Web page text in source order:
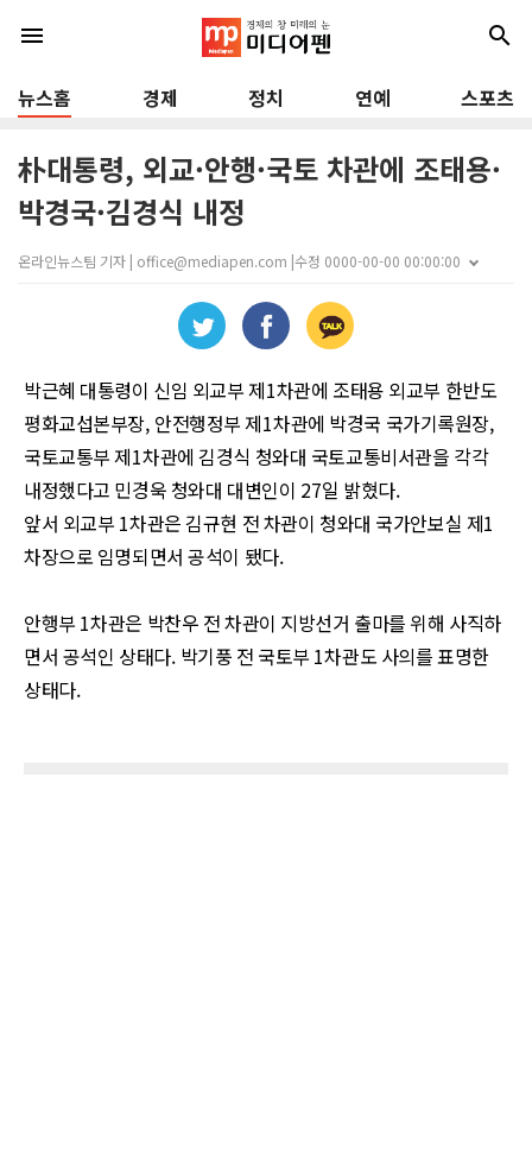
menu search
뉴스홈 경제 정치 연예 스포츠
朴대통령, 외교·안행·국토 차관에 조태용·
박경국·김경식 내정
온라인뉴스팀 기자 | office@mediapen.com |수정 0000-00-00 00:00:00
박근혜 대통령이 신임 외교부 제1차관에 조태용 외교부 한반도
평화교섭본부장, 안전행정부 제1차관에 박경국 국가기록원장,
국토교통부 제1차관에 김경식 청와대 국토교통비서관을 각각
내정했다고 민경욱 청와대 대변인이 27일 밝혔다.
앞서 외교부 1차관은 김규현 전 차관이 청와대 국가안보실 제1
차장으로 임명되면서 공석이 됐다.
안행부 1차관은 박찬우 전 차관이 지방선거 출마를 위해 사직하
면서 공석인 상태다. 박기풍 전 국토부 1차관도 사의를 표명한
상태다.